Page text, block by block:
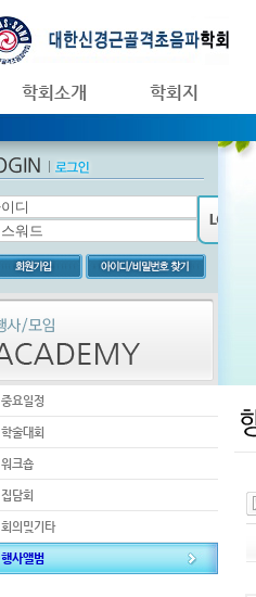
학회소개 학회지
중요일정
학술대회
워크숍
집담회
회의및기타
행사앨범